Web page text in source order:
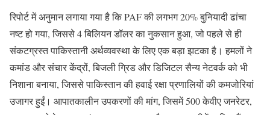
रिपोर्ट में अनुमान लगाया गया है कि PAF की लगभग 20% बुनियादी ढांचा
नष्ट हो गया, जिससे 4 बिलियन डॉलर का नुकसान हुआ, जो पहले से ही
संकटग्रस्त पाकिस्तानी अर्थव्यवस्था के लिए एक बड़ा झटका है। हमलों ने
कमांड और संचार केंद्रों, बिजली ग्रिड और डिजिटल सैन्य नेटवर्क को भी
निशाना बनाया, जिससे पाकिस्तान की हवाई रक्षा प्रणालियों की कमजोरियां
उजागर हुईं। आपातकालीन उपकरणों की मांग, जिसमें 500 केवीए जनरेटर,